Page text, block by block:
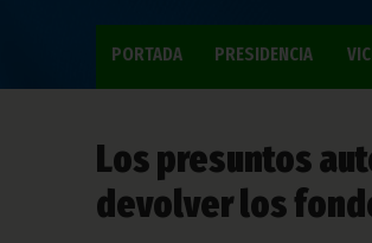
PORTADA PRESIDENCIA
Los presuntos
devolver los